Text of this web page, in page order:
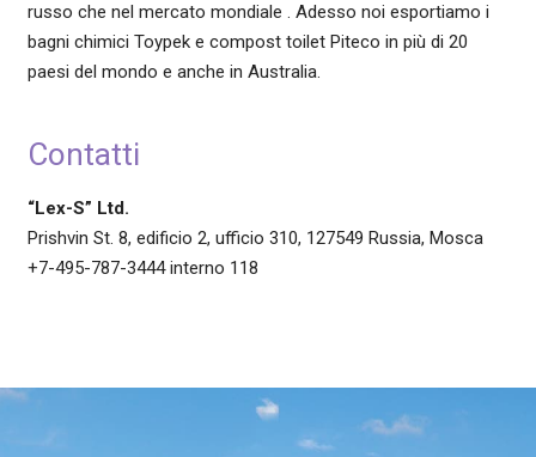
russo che nel mercato mondiale . Adesso noi esportiamo i
bagni chimici Toypek e compost toilet Piteco in più di 20
paesi del mondo e anche in Australia.
Contatti
“Lex-S” Ltd.
Prishvin St. 8, edificio 2, ufficio 310, 127549 Russia, Mosca
+7-495-787-3444 interno 118